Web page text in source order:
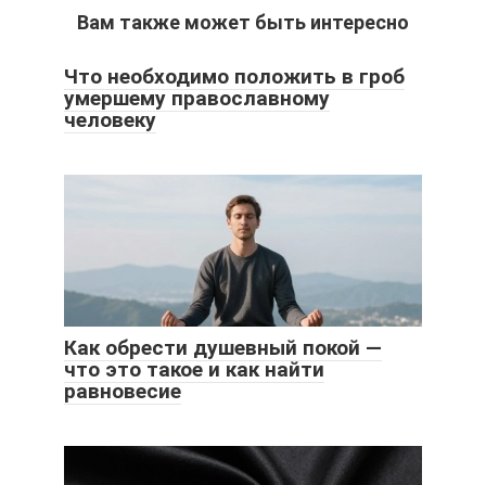
Вам также может быть интересно
Что необходимо положить в гроб
умершему православному
человеку
Как обрести душевный покой —
что это такое и как найти
равновесие